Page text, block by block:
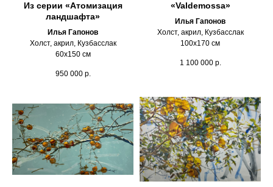
Из серии «Атомизация
ландшафта»
Илья Гапонов
Холст, акрил, Кузбасслак
60х150 см
950 000 р.
«Valdemossa»
Илья Гапонов
Холст, акрил, Кузбасслак
100х170 см
1 100 000 р.